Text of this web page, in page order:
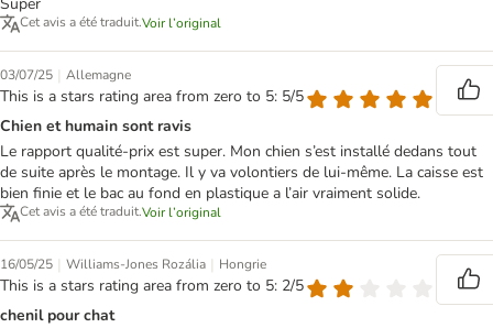
Super
Cet avis a été traduit.Voir l’original
03/07/25 | Allemagne
This is a stars rating area from zero to 5: 5/5
Chien et humain sont ravis
Le rapport qualité-prix est super. Mon chien s’est installé dedans tout
de suite après le montage. Il y va volontiers de lui-même. La caisse est
bien finie et le bac au fond en plastique a l’air vraiment solide.
Cet avis a été traduit.Voir l’original
16/05/25 | Williams-Jones Rozália | Hongrie
This is a stars rating area from zero to 5: 2/5
chenil pour chat